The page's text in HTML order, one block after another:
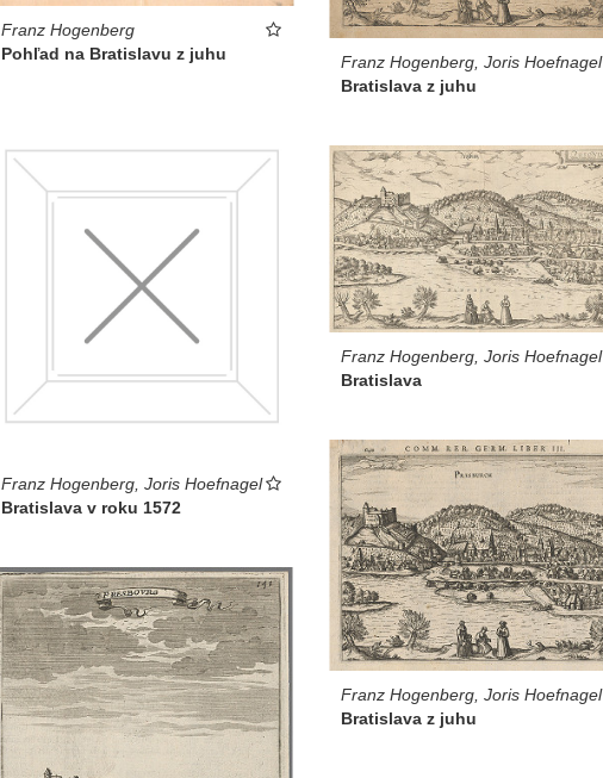
Franz Hogenberg
Pohľad na Bratislavu z juhu
Franz Hogenberg, Joris Hoefnagel
Bratislava z juhu
Franz Hogenberg, Joris Hoefnagel
Bratislava v roku 1572
Franz Hogenberg, Joris Hoefnagel
Bratislava
Franz Hogenberg, Joris Hoefnagel
Bratislava z juhu